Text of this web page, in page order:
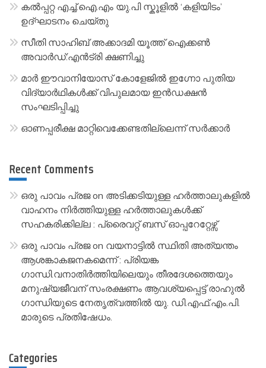
e
കൽപ്പറ്റ എച്ച്.ഐ.എം യു.പി സ്കൂ‌ളിൽ ‘കളിയിടം’
ഉദ്ഘാടനം ചെയ്തു
സീതി സാഹിബ് അക്കാദമി യൂത്ത് ഐക്കൺ
അവാർഡ്:എൻട്രി ക്ഷണിച്ചു
മാർ ഈവാനിയോസ് കോളേജിൽ ഇഗ്നോ പുതിയ
വിദ്യാർഥികൾക്ക് വിപുലമായ ഇൻഡക്ഷൻ
സംഘടിപ്പിച്ചു
ഓണപ്പരീക്ഷ മാറ്റിവെക്കേണ്ടതില്ലെന്ന് സർക്കാർ
Recent Comments
ഒരു പാവം പ്രജon അടിക്കടിയുള്ള ഹർത്താലുകളിൽ
വാഹനം നിർത്തിയുള്ള ഹർത്താലുകൾക്ക്
സഹകരിക്കില്ല : പ്രൈവറ്റ് ബസ് ഓപ്പറേറ്റേഴ്സ്
ഒരു പാവം പ്രജon വയനാട്ടിൽ സ്ഥിതി അത്യന്തം
ആശങ്കാകജനകമെന്ന് : പ്രിയങ്ക
ഗാന്ധി.വനാതിർത്തിയിലെയും തീരദേശത്തെയും
മനുഷ്യജീവന് സംരക്ഷണം ആവശ്യപ്പെട്ട് രാഹുൽ
ഗാന്ധിയുടെ നേതൃത്വത്തിൽ യു. ഡി.എഫ്.എം.പി.
മാരുടെ പ്രതിഷേധം.
Categories